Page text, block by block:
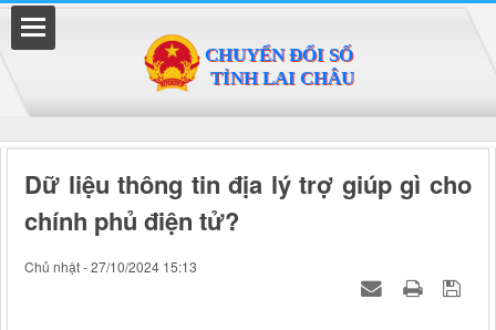
Dữ liệu thông tin địa lý trợ giúp gì cho
chính phủ điện tử?
Chủ nhật - 27/10/2024 15:13
Đã kết nối EMC